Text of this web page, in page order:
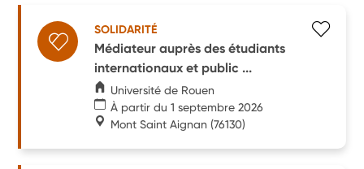
SOLIDARITÉ
Médiateur auprès des étudiants
internationaux et public ...
Université de Rouen
À partir du 1 septembre 2026
Mont Saint Aignan (76130)